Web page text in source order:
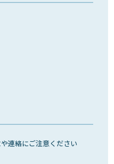
連絡にご注意ください